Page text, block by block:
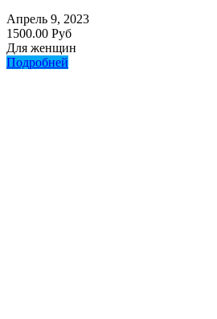
Апрель 9, 2023
1500.00 Руб
Для женщин
Подробней